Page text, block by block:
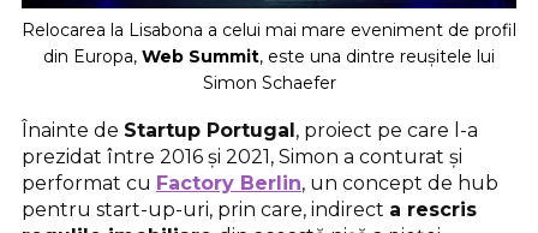
Relocarea la Lisabona a celui mai mare eveniment de profil
din Europa, Web Summit, este una dintre reușitele lui
Simon Schaefer
Înainte de Startup Portugal, proiect pe care l-a
prezidat între 2016 și 2021, Simon a conturat și
performat cu Factory Berlin, un concept de hub
pentru start-up-uri, prin care, indirect a rescris